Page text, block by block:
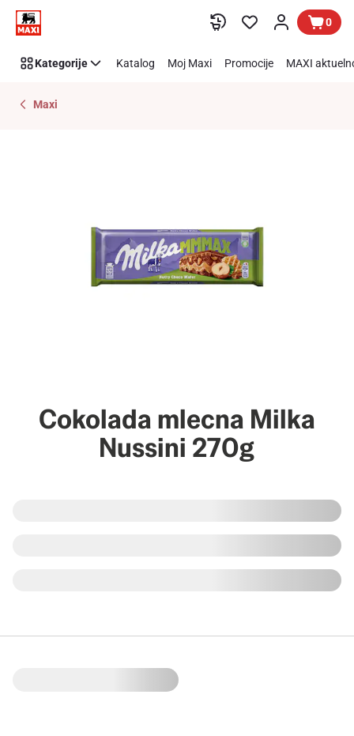
Preskoči link 0
Kategorije Katalog Moj Maxi Promocije MAXI
Maxi
Cokolada mlecna Milka
Nussini 270g